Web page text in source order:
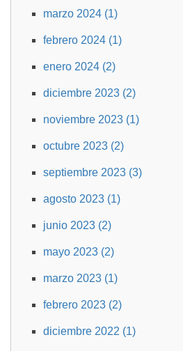
marzo 2024 (1)
febrero 2024 (1)
enero 2024 (2)
diciembre 2023 (2)
noviembre 2023 (1)
octubre 2023 (2)
septiembre 2023 (3)
agosto 2023 (1)
junio 2023 (2)
mayo 2023 (2)
marzo 2023 (1)
febrero 2023 (2)
diciembre 2022 (1)